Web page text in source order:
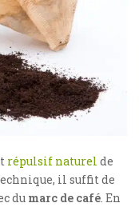
répulsif naturel de
il suffit de
du marc de café. En